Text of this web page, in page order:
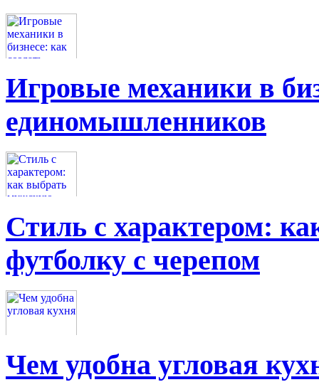
Игровые механики в
единомышленников
Стиль с характером:
футболку с черепом
Чем удобна угловая